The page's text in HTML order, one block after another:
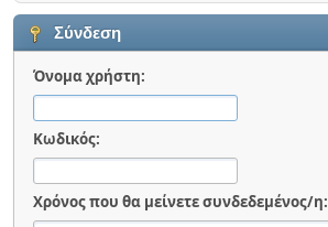
Σύνδεση
Όνομα χρήστη:
Κωδικός:
Χρόνος που θα μείνετε συνδεδεμένος/η: